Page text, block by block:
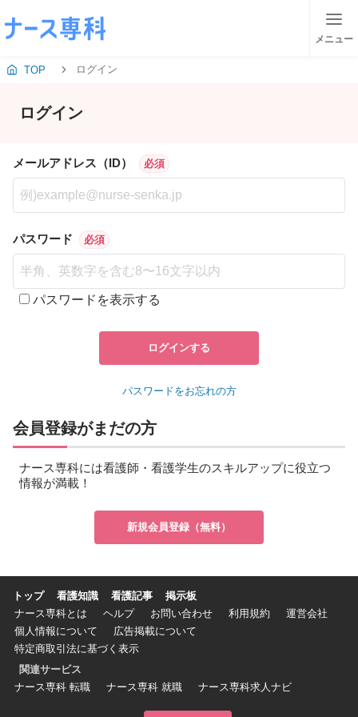
メニュー
TOP ログイン
ログイン
メールアドレス（ID） 必須
パスワード 必須
パスワードを表示する
ログインする
パスワードをお忘れの方
会員登録がまだの方
ナース専科には看護師・看護学生のスキルアップに役立つ
情報が満載！
新規会員登録（無料）
トップ 看護知識 看護記事
掲示板
ナース専科とは
ヘルプ お問い合わせ 利用規約
運営会社
個人情報について
広告掲載について
特定商取引法に基づく表示
関連サービス
ナース専科 転職
ナース専科 就職 ナース専科求人ナビ